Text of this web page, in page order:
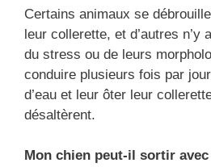
Certains animaux se
leur collerette, et d’autres n’y
du stress ou de leurs
conduire plusieurs fois par
d’eau et leur ôter leur
désaltèrent.
Mon chien peut-il sortir